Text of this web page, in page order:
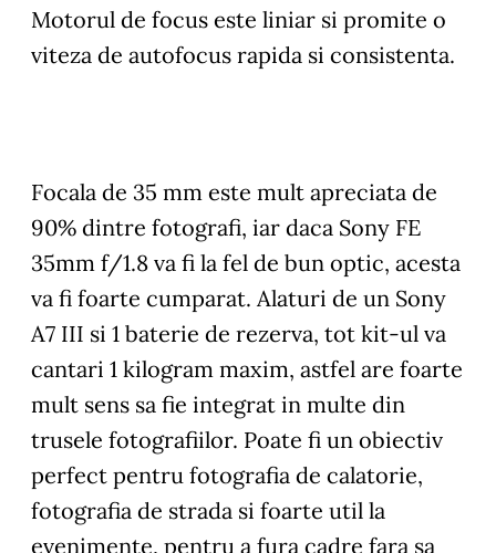
Motorul de focus este liniar si promite o
viteza de autofocus rapida si consistenta.
Focala de 35 mm este mult apreciata de
90% dintre fotografi, iar daca Sony FE
35mm f/1.8 va fi la fel de bun optic, acesta
va fi foarte cumparat. Alaturi de un Sony
A7 III si 1 baterie de rezerva, tot kit-ul va
cantari 1 kilogram maxim, astfel are foarte
mult sens sa fie integrat in multe din
trusele fotografiilor. Poate fi un obiectiv
perfect pentru fotografia de calatorie,
fotografia de strada si foarte util la
evenimente, pentru a fura cadre fara sa